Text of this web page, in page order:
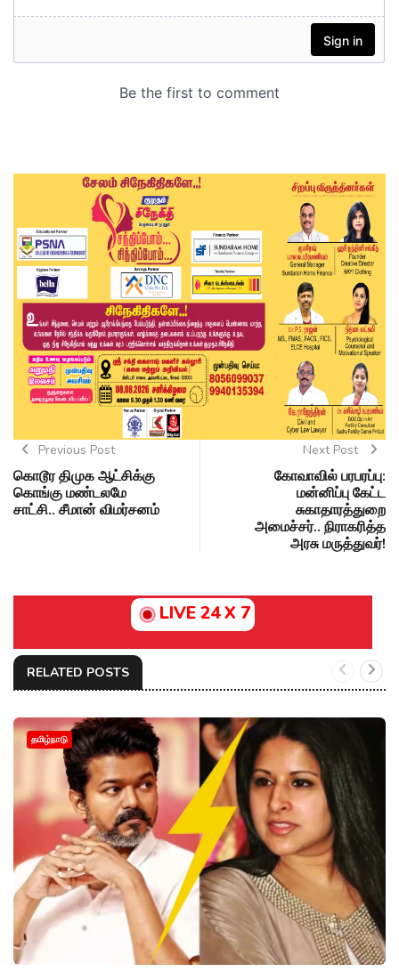
Previous Post
கொடூர திமுக ஆட்சிக்கு
கொங்கு மண்டலமே
சாட்சி.. சீமான் விமர்சனம்
Next Post
கோவாவில் பரபரப்பு:
மன்னிப்பு கேட்ட
சுகாதாரத்துறை
அமைச்சர்.. நிராகரித்த
அரசு மருத்துவர்!
LIVE 24 X 7
RELATED POSTS
தமிழ்நாடு